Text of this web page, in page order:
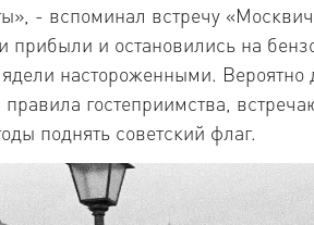
- вспоминал встречу
прибыли и остановились на
настороженными. Вероятно
гостеприимства,
поднять советский флаг.